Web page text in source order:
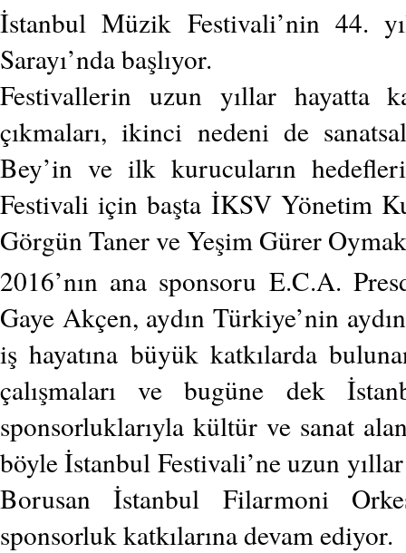
İstanbul Müzik Festivali’nin 44.
Sarayı’nda başlıyor.
Festivallerin uzun yıllar hayatta
çıkmaları, ikinci nedeni de
Bey’in ve ilk kurucuların
Festivali için başta İKSV Yönetim
Görgün Taner ve Yeşim Gürer
2016’nın ana sponsoru E.C.A.
Gaye Akçen, aydın Türkiye’nin
iş hayatına büyük katkılarda
çalışmaları ve bugüne dek
sponsorluklarıyla kültür ve sanat
böyle İstanbul Festivali’ne uzun
Borusan İstanbul Filarmoni
sponsorluk katkılarına devam ediyor.